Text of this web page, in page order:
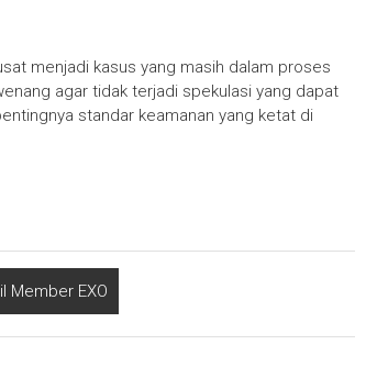
menjadi kasus yang masih dalam proses
agar tidak terjadi spekulasi yang dapat
standar keamanan yang ketat di
Member EXO